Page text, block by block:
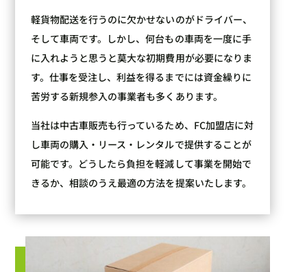
軽貨物配送を行うのに欠かせないのがドライバー、
そして車両です。しかし、何台もの車両を一度に手
に入れようと思うと莫大な初期費用が必要になりま
す。仕事を受注し、利益を得るまでには資金繰りに
苦労する新規参入の事業者も多くあります。
当社は中古車販売も行っているため、FC加盟店に対
し車両の購入・リース・レンタルで提供することが
可能です。どうしたら負担を軽減して事業を開始で
きるか、相談のうえ最適の方法を提案いたします。